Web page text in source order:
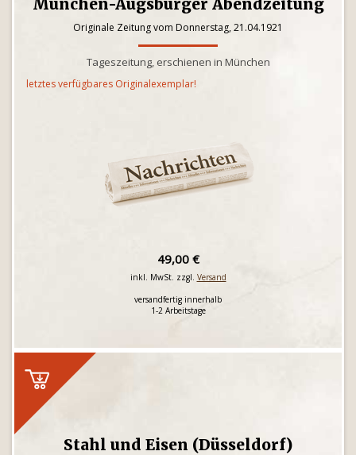
München-Augsburger Abendzeitung
Originale Zeitung vom Donnerstag, 21.04.1921
Tageszeitung, erschienen in München
letztes verfügbares Originalexemplar!
49,00 €
inkl. MwSt. zzgl. Versand
versandfertig innerhalb
1-2 Arbeitstage
Stahl und Eisen (Düsseldorf)